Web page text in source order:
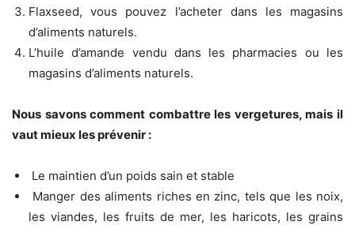
Flaxseed, vous pouvez l’acheter dans les magasins
d’aliments naturels.
L’huile d’amande vendu dans les pharmacies ou les
magasins d’aliments naturels.
Nous savons comment combattre les vergetures, mais il
vaut mieux les prévenir :
Le maintien d’un poids sain et stable
Manger des aliments riches en zinc, tels que les noix,
les viandes, les fruits de mer, les haricots, les grains